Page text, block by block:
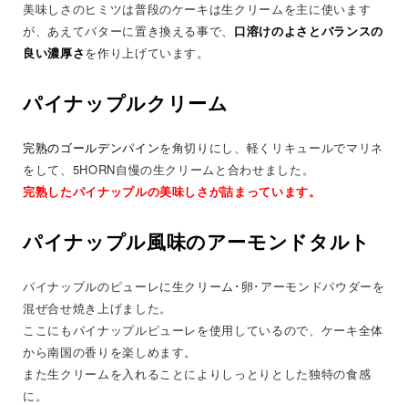
美味しさのヒミツは普段のケーキは生クリームを主に使います
が、あえてバターに置き換える事で、 口溶けのよさとバランスの
良い濃厚さを作り上げています。
パイナップルクリーム
完熟のゴールデンパインを角切りにし、軽くリキュールでマリネ
をして、5HORN自慢の生クリームと合わせました。
完熟したパイナップルの美味しさが詰まっています。
パイナップル風味のアーモンドタルト
パイナップルのピューレに生クリーム･卵･アーモンドパウダーを
混ぜ合せ焼き上げました。
ここにもパイナップルピューレを使用しているので、ケーキ全体
から南国の香りを楽しめます。
また生クリームを入れることによりしっとりとした独特の食感
に。